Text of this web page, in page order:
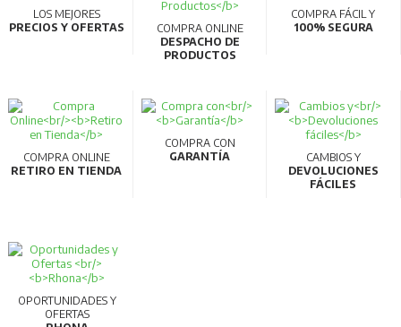
LOS MEJORES
PRECIOS Y OFERTAS
COMPRA ONLINE
DESPACHO DE
PRODUCTOS
COMPRA FÁCIL Y
100% SEGURA
COMPRA ONLINE
RETIRO EN TIENDA
COMPRA CON
GARANTÍA
CAMBIOS Y
DEVOLUCIONES
FÁCILES
OPORTUNIDADES Y
OFERTAS